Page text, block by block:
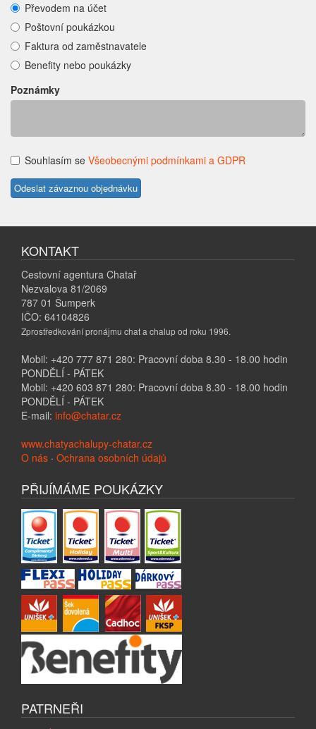
Převodem na účet
Poštovní poukázkou
Faktura od zaměstnavatele
Benefity nebo poukázky
Poznámky
Souhlasím se Všeobecnými podmínkami a GDPR
KONTAKT
Cestovní agentura Chatař
Nezvalova 81/2069
787 01 Šumperk
IČO: 64104826
Zprostředkování pronájmu chat a chalup od roku 1996.
Mobil: +420 777 871 280: Pracovní doba 8.30 - 18.00 hodin
PONDĚLÍ - PÁTEK
Mobil: +420 603 871 280: Pracovní doba 8.30 - 18.00 hodin
PONDĚLÍ - PÁTEK
E-mail: info@chatar.cz
www.chatyachalupy-chatar.cz
O nás · Ochrana osobních údajů
PŘIJÍMÁME POUKÁZKY
PATRNEŘI